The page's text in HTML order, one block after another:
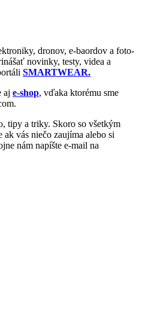
dronov, e-baordov a foto-
novinky, testy, videa a
SMARTWEAR.
aj e-shop, vďaka ktorému sme
tipy a triky. Skoro so všetkým
ak vás niečo zaujíma alebo si
nám napíšte e-mail na